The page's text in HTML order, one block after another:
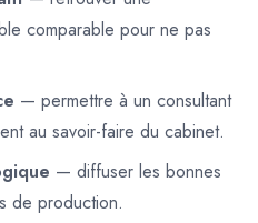
comparable pour ne pas
— permettre à un consultant
au savoir-faire du cabinet.
— diffuser les bonnes
de production.